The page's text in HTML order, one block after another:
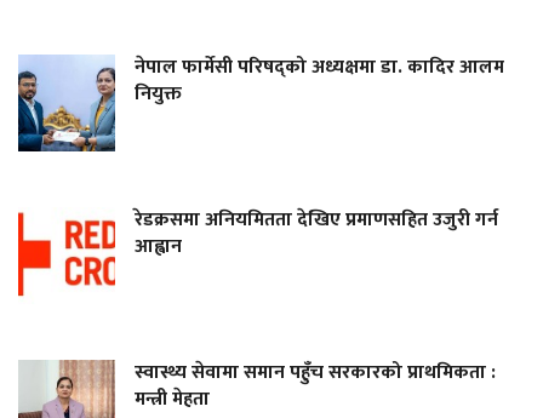
नेपाल फार्मेसी परिषद्को अध्यक्षमा डा. कादिर आलम
नियुक्त
रेडक्रसमा अनियमितता देखिए प्रमाणसहित उजुरी गर्न
आह्वान
स्वास्थ्य सेवामा समान पहुँच सरकारको प्राथमिकता :
मन्त्री मेहता